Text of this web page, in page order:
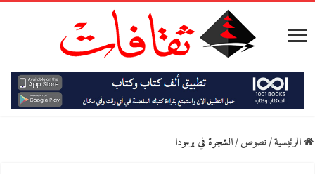
الرئيسية/نصوص/الشجرة في برمودا